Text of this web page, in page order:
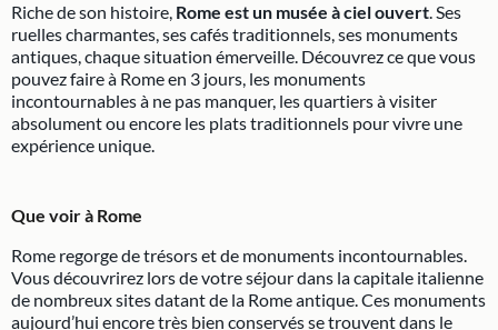
Riche de son histoire, Rome est un musée à ciel ouvert. Ses
ruelles charmantes, ses cafés traditionnels, ses monuments
antiques, chaque situation émerveille. Découvrez ce que vous
pouvez faire à Rome en 3 jours, les monuments
incontournables à ne pas manquer, les quartiers à visiter
absolument ou encore les plats traditionnels pour vivre une
expérience unique.
Que voir à Rome
Rome regorge de trésors et de monuments incontournables.
Vous découvrirez lors de votre séjour dans la capitale italienne
de nombreux sites datant de la Rome antique. Ces monuments
aujourd’hui encore très bien conservés se trouvent dans le